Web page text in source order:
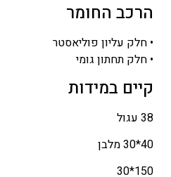
הרכב החומר
• חלק עליון פוליאסטר
• חלק תחתון גומי
קיים במידות
38 עגול
40*30 מלבן
150*30